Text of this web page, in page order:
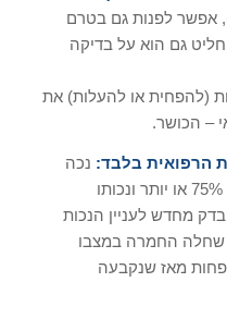
אפשר לפנות גם בטרם
גם הוא על בדיקה
(להפחית או להעלות) את
– הכושר.
הרפואית בלבד: נכה
שדרגת אי הכושר שנקבעה לו היא 75% או יותר ונכותו
80%, יוכל להיבדק מחדש לעניין הנכות
שחלה החמרה במצבו
12 חודשים לפחות מאז שנקבעה